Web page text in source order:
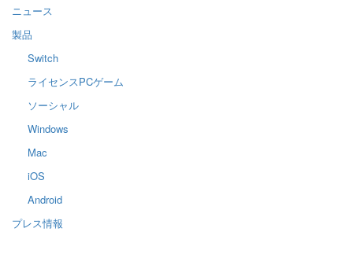
ニュース
製品
Switch
ライセンスPCゲーム
ソーシャル
Windows
Mac
iOS
Android
プレス情報